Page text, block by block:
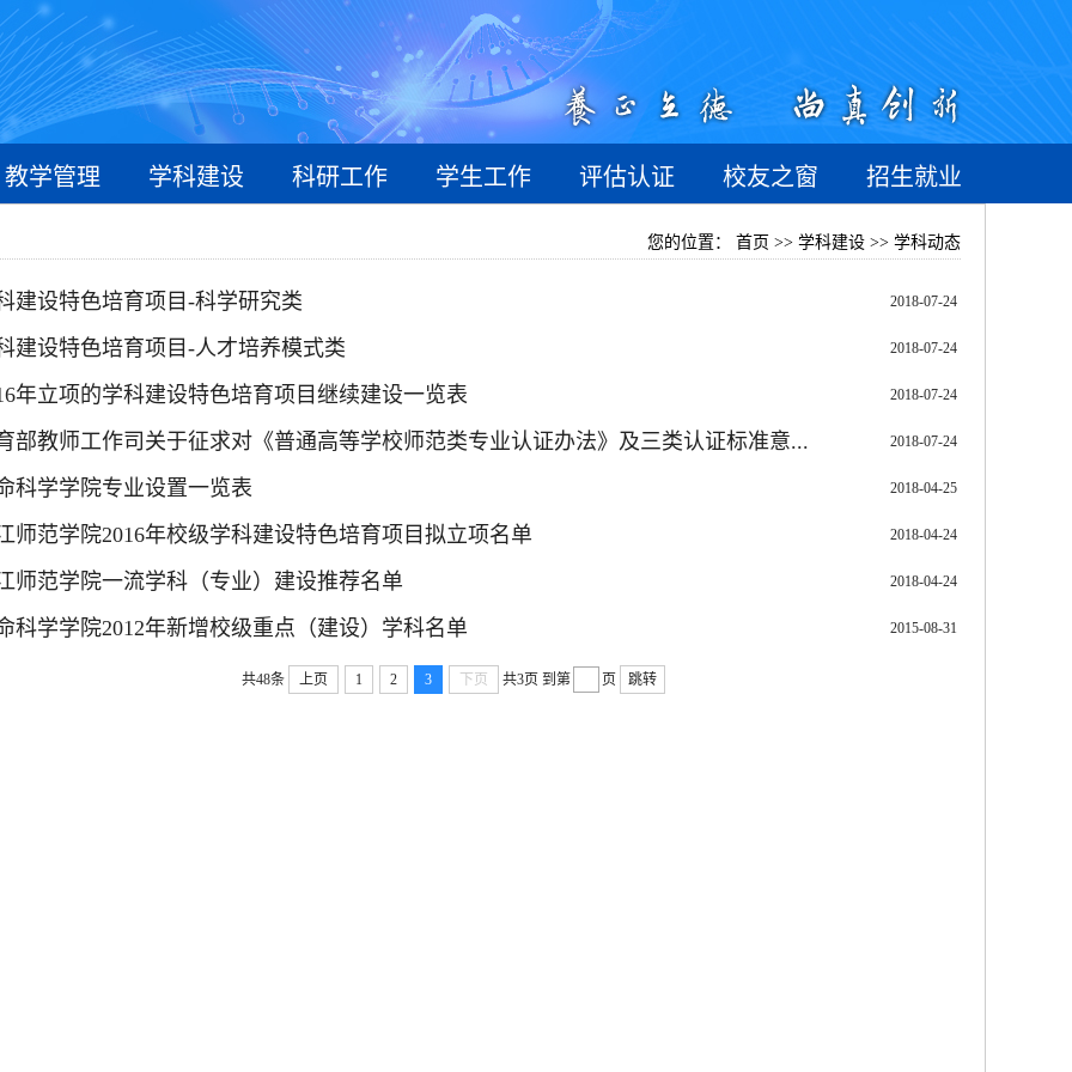
教学管理 学科建设 科研工作 学生工作 评估认证 校友之窗 招生就业
您的位置： 首页 >> 学科建设 >> 学科动态
建设特色培育项目-科学研究类 2018-07-24
建设特色培育项目-人才培养模式类 2018-07-24
年立项的学科建设特色培育项目继续建设一览表 2018-07-24
部教师工作司关于征求对《普通高等学校师范类专业认证办法》及三类认证标准意... 2018-07-24
科学学院专业设置一览表 2018-04-25
师范学院2016年校级学科建设特色培育项目拟立项名单 2018-04-24
师范学院一流学科（专业）建设推荐名单 2018-04-24
科学学院2012年新增校级重点（建设）学科名单 2015-08-31
共48条 上页 1 2 3 下页 共3页 到第 页 跳转